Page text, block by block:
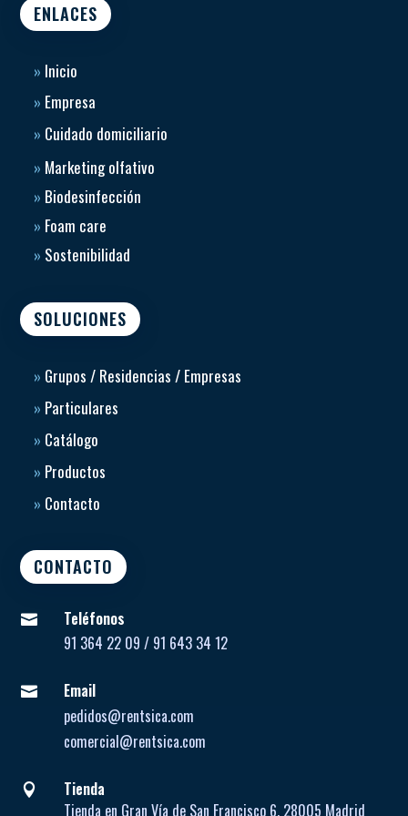
ENLACES
» Inicio
» Empresa
» Cuidado domiciliario
» Marketing olfativo
» Biodesinfección
» Foam care
» Sostenibilidad
SOLUCIONES
» Grupos / Residencias / Empresas
» Particulares
» Catálogo
» Productos
» Contacto
CONTACTO

Teléfonos
91 364 22 09 / 91 643 34 12

Email
pedidos@rentsica.com
comercial@rentsica.com

Tienda
Tienda en Gran Vía de San Francisco 6, 28005 Madrid